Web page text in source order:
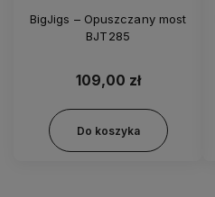
BigJigs – Opuszczany most
BJT285
109,00 zł
Do koszyka